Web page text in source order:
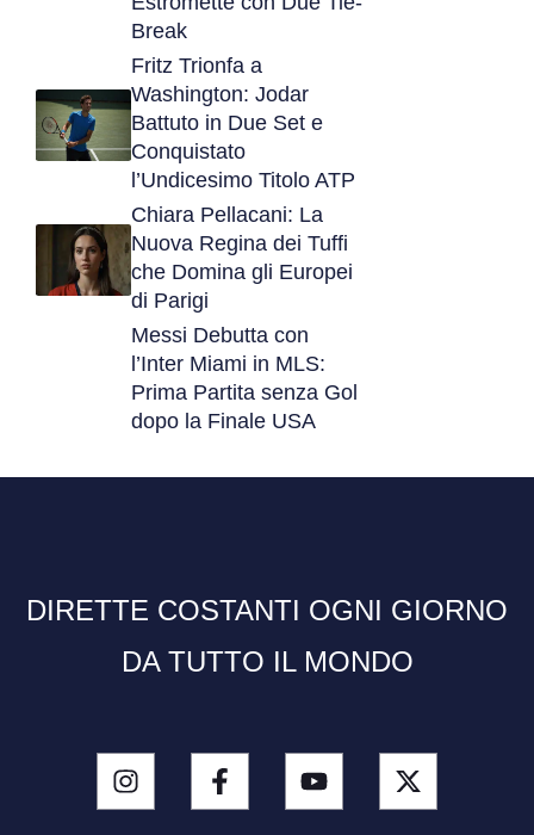
Break
Fritz Trionfa a
Washington: Jodar
Battuto in Due Set e
Conquistato
l’Undicesimo Titolo ATP
Chiara Pellacani: La
Nuova Regina dei Tuffi
che Domina gli Europei
di Parigi
Messi Debutta con
l’Inter Miami in MLS:
Prima Partita senza Gol
dopo la Finale USA
DIRETTE COSTANTI OGNI GIORNO
DA TUTTO IL MONDO